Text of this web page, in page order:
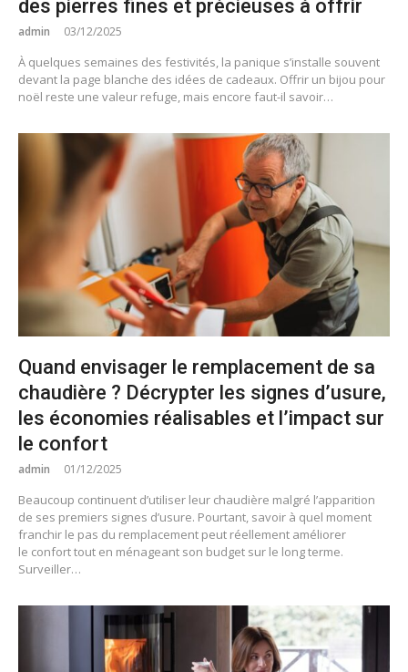
des pierres fines et précieuses à offrir
admin 03/12/2025
À quelques semaines des festivités, la panique s’installe souvent
devant la page blanche des idées de cadeaux. Offrir un bijou pour
noël reste une valeur refuge, mais encore faut-il savoir…
Quand envisager le remplacement de sa
chaudière ? Décrypter les signes d’usure,
les économies réalisables et l’impact sur
le confort
admin 01/12/2025
Beaucoup continuent d’utiliser leur chaudière malgré l’apparition
de ses premiers signes d’usure. Pourtant, savoir à quel moment
franchir le pas du remplacement peut réellement améliorer
le confort tout en ménageant son budget sur le long terme.
Surveiller…